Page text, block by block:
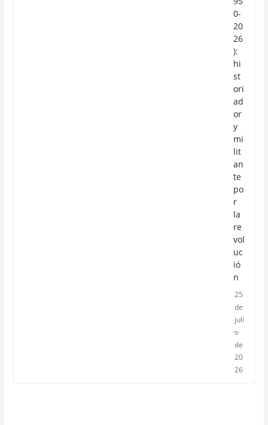
0-
20
26
):
hi
st
ori
ad
or
y
mi
lit
an
te
po
r
la
re
vol
uc
ió
n
25
de
juli
o
de
20
26